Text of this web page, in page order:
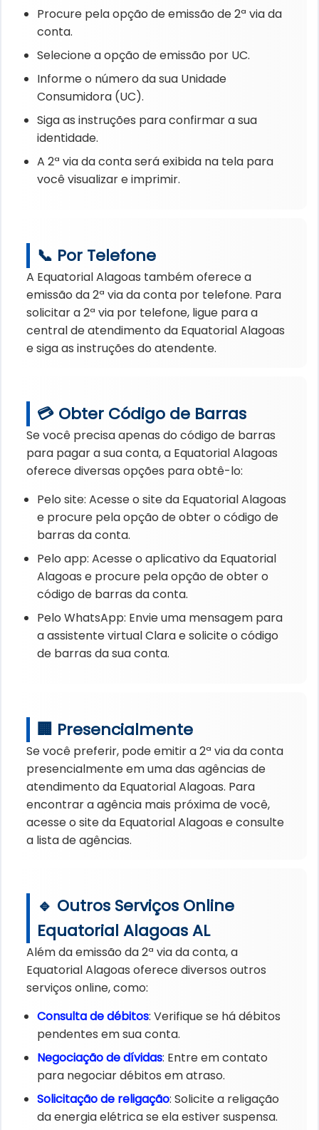
Procure pela opção de emissão de 2ª via da
conta.
Selecione a opção de emissão por UC.
Informe o número da sua Unidade
Consumidora (UC).
Siga as instruções para confirmar a sua
identidade.
A 2ª via da conta será exibida na tela para
você visualizar e imprimir.
📞 Por Telefone
A Equatorial Alagoas também oferece a
emissão da 2ª via da conta por telefone. Para
solicitar a 2ª via por telefone, ligue para a
central de atendimento da Equatorial Alagoas
e siga as instruções do atendente.
💳 Obter Código de Barras
Se você precisa apenas do código de barras
para pagar a sua conta, a Equatorial Alagoas
oferece diversas opções para obtê-lo:
Pelo site: Acesse o site da Equatorial Alagoas
e procure pela opção de obter o código de
barras da conta.
Pelo app: Acesse o aplicativo da Equatorial
Alagoas e procure pela opção de obter o
código de barras da conta.
Pelo WhatsApp: Envie uma mensagem para
a assistente virtual Clara e solicite o código
de barras da sua conta.
🏢 Presencialmente
Se você preferir, pode emitir a 2ª via da conta
presencialmente em uma das agências de
atendimento da Equatorial Alagoas. Para
encontrar a agência mais próxima de você,
acesse o site da Equatorial Alagoas e consulte
a lista de agências.
🔹 Outros Serviços Online
Equatorial Alagoas AL
Além da emissão da 2ª via da conta, a
Equatorial Alagoas oferece diversos outros
serviços online, como:
Consulta de débitos: Verifique se há débitos
pendentes em sua conta.
Negociação de dívidas: Entre em contato
para negociar débitos em atraso.
Solicitação de religação: Solicite a religação
da energia elétrica se ela estiver suspensa.